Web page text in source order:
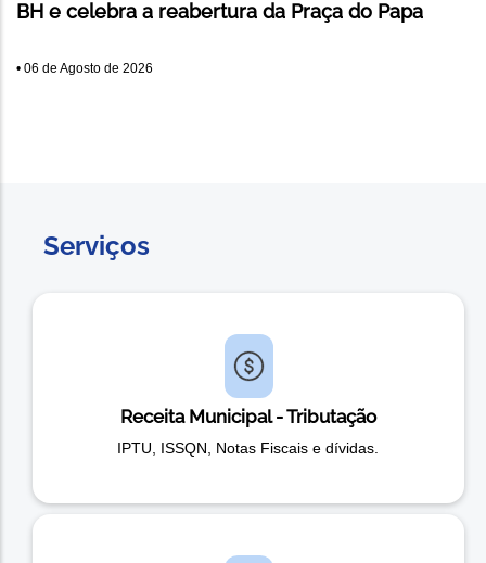
BH e celebra a reabertura da Praça do Papa
• 06 de Agosto de 2026
Serviços
Receita Municipal - Tributação
IPTU, ISSQN, Notas Fiscais e dívidas.